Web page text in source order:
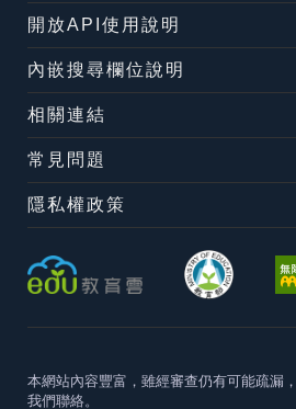
開放API使用說明
內嵌搜尋欄位說明
相關連結
常見問題
隱私權政策
本網站內容豐富，雖經審查仍有可能疏漏，
我們聯絡。